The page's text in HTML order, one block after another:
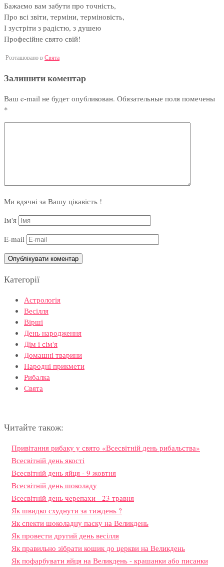
Бажаємо вам забути про точність,
Про всі звіти, терміни, терміновість,
І зустріти з радістю, з душею
Професійне свято свій!
Розташовано в Свята
Залишити коментар
Ваш e-mail не будет опубликован. Обязательные поля помечены
*
Ми вдячні за Вашу цікавість !
Ім'я
E-mail
Категорії
Астрологія
Весілля
Вірші
День народження
Дім і сім'я
Домашні тварини
Народні прикмети
Рибалка
Свята
Читайте також:
Привітання рибаку у свято «Всесвітній день рибальства»
Всесвітній день якості
Всесвітній день яйця - 9 жовтня
Всесвітній день шоколаду
Всесвітній день черепахи - 23 травня
Як швидко схуднути за тиждень ?
Як спекти шоколадну паску на Великдень
Як провести другий день весілля
Як правильно зібрати кошик до церкви на Великдень
Як пофарбувати яйця на Великдень - крашанки або писанки